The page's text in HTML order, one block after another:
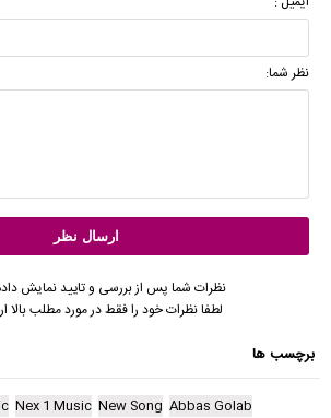
نظر شما:
نظرات شما پس از بررسی و تایید نمایش
لطفا نظرات خود را فقط در مورد مطلب بالا
برچسب ها
Abbas Golab
New Song
Nex 1 Music